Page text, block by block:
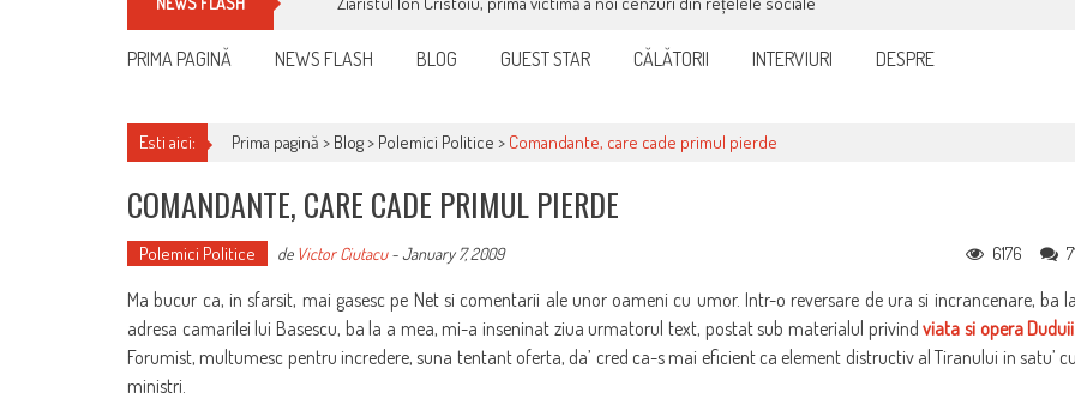
PRIMA PAGINĂ NEWS FLASH BLOG GUEST STAR CĂLĂTORII INTERVIURI DESPRE
Esti aici: Prima pagină > Blog> Polemici Politice > Comandante, care cade primul pierde
COMANDANTE, CARE CADE PRIMUL PIERDE
Polemici Politice de Victor Ciutacu-January 7, 2009 6176
Ma bucur ca, in sfarsit, mai gasesc pe Net si comentarii ale unor oameni cu umor. Intr-o reversare de ura si incrancenare, ba
adresa camarilei lui Basescu, ba la a mea, mi-a inseninat ziua urmatorul text, postat sub materialul privindviata si opera Duduii
Forumist, multumesc pentru incredere, suna tentant oferta, da’ cred ca-s mai eficient ca element distructiv al Tiranului in satu’
ministri.